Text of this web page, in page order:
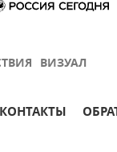
ВИЗУАЛ
КОНТАКТЫ